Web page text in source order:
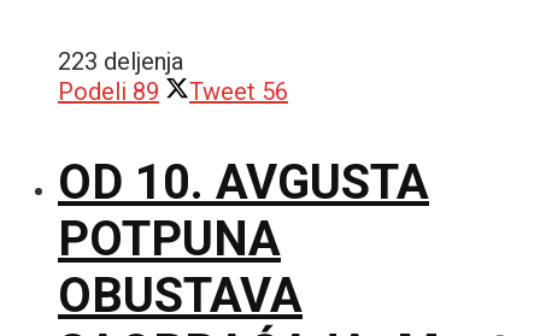
223 deljenja
Podeli 89 Tweet 56
OD 10. AVGUSTA
POTPUNA
OBUSTAVA